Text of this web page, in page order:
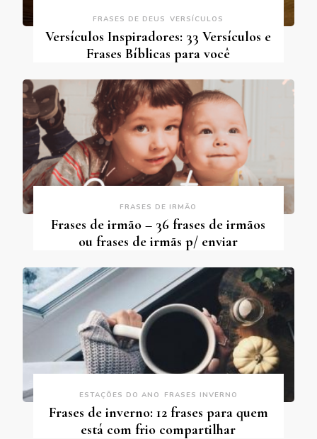
FRASES DE DEUS VERSÍCULOS
Versículos Inspiradores: 33 Versículos e
Frases Bíblicas para você
FRASES DE IRMÃO
Frases de irmão – 36 frases de irmãos
ou frases de irmãs p/ enviar
ESTAÇÕES DO ANO FRASES INVERNO
Frases de inverno: 12 frases para quem
está com frio compartilhar